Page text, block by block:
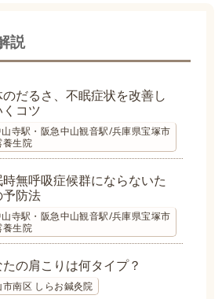
説
だるさ、不眠症状を改善し
くコツ
山寺駅・阪急中山観音駅/兵庫県宝塚市
養生院
無呼吸症候群にならないた
防法
山寺駅・阪急中山観音駅/兵庫県宝塚市
養生院
たの肩こりは何タイプ？
市南区 しらお鍼灸院